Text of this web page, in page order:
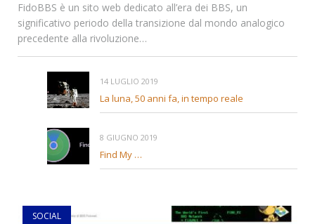
FidoBBS è un sito web dedicato all’era dei BBS, un
significativo periodo della transizione dal mondo analogico
precedente alla rivoluzione…
14 LUGLIO 2019
La luna, 50 anni fa, in tempo reale
8 GIUGNO 2019
Find My …
SOCIAL